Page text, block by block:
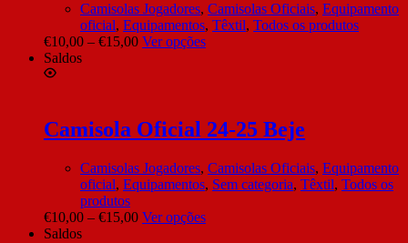
Camisolas Jogadores, Camisolas Oficiais, Equipamento
oficial, Equipamentos, Têxtil, Todos os produtos
€10,00 – €15,00 Ver opções
Saldos
Camisola Oficial 24-25 Beje
Camisolas Jogadores, Camisolas Oficiais, Equipamento
oficial, Equipamentos, Sem categoria, Têxtil, Todos os
produtos
€10,00 – €15,00 Ver opções
Saldos